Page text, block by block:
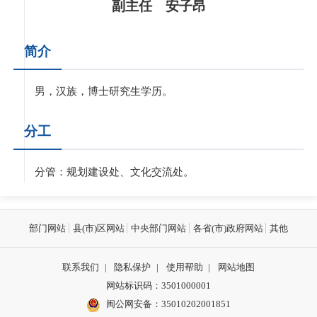
副主任 安子昂
简介
男，汉族，博士研究生学历。
分工
分管：规划建设处、文化交流处。
部门网站 县(市)区网站 中央部门网站 各省(市)政府网站 其他
联系我们 | 隐私保护 | 使用帮助 |
网站地图
网站标识码：3501000001
闽公网安备： 35010202001851